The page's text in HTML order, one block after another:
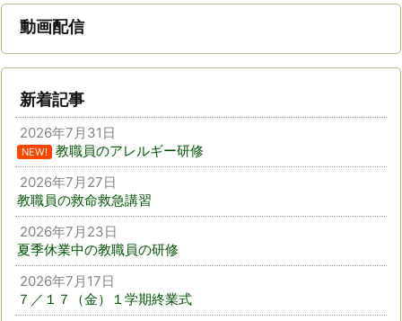
動画配信
新着記事
2026年7月31日
NEW!
教職員のアレルギー研修
2026年7月27日
教職員の救命救急講習
2026年7月23日
夏季休業中の教職員の研修
2026年7月17日
７／１７（金）１学期終業式